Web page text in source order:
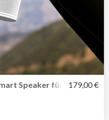
Speaker für all Deine
179,00 €